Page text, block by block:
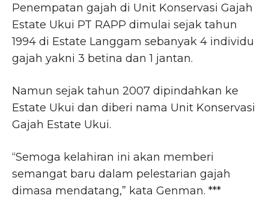
Penempatan gajah di Unit Konservasi Gajah
Estate Ukui PT RAPP dimulai sejak tahun
1994 di Estate Langgam sebanyak 4 individu
gajah yakni 3 betina dan 1 jantan.
Namun sejak tahun 2007 dipindahkan ke
Estate Ukui dan diberi nama Unit Konservasi
Gajah Estate Ukui.
“Semoga kelahiran ini akan memberi
semangat baru dalam pelestarian gajah
dimasa mendatang,” kata Genman. ***